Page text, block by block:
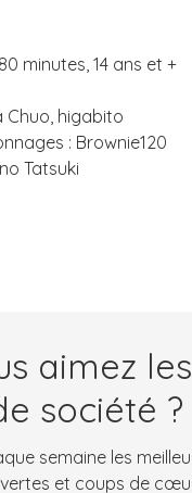
minutes, 14 ans et +
Chuo, higabito
: Brownie120
Tatsuki
aimez
société ?
semaine les
et coups de